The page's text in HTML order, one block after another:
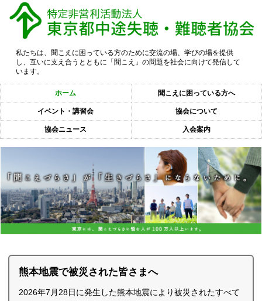
私たちは、聞こえに困っている方のために交流の場、学びの場を提供
し、互いに支え合うとともに「聞こえ」の問題を社会に向けて発信して
います。
ホーム 聞こえに困っている方へ
イベント・講習会 協会について
協会ニュース 入会案内
熊本地震で被災された皆さまへ
2026年7月28日に発生した熊本地震により被災されたすべて